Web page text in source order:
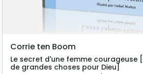
Corrie ten Boom
Le secret d'une femme courageuse
de grandes choses pour Dieu]